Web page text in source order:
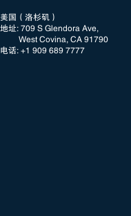
美国（洛杉矶）
地址: 709 S Glendora Ave,
West Covina, CA 91790
电话: +1 909 689 7777​​